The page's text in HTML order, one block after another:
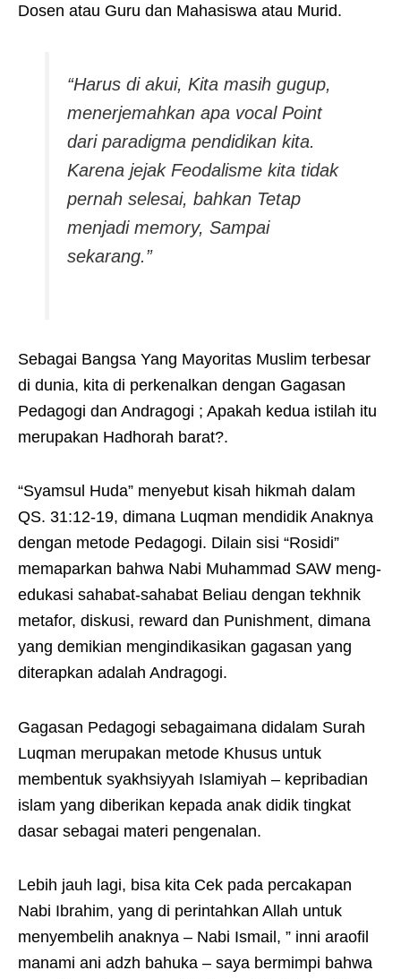
Dosen atau Guru dan Mahasiswa atau Murid.
“Harus di akui, Kita masih gugup,
menerjemahkan apa vocal Point
dari paradigma pendidikan kita.
Karena jejak Feodalisme kita tidak
pernah selesai, bahkan Tetap
menjadi memory, Sampai
sekarang.”
Sebagai Bangsa Yang Mayoritas Muslim terbesar
di dunia, kita di perkenalkan dengan Gagasan
Pedagogi dan Andragogi ; Apakah kedua istilah itu
merupakan Hadhorah barat?.
“Syamsul Huda” menyebut kisah hikmah dalam
QS. 31:12-19, dimana Luqman mendidik Anaknya
dengan metode Pedagogi. Dilain sisi “Rosidi”
memaparkan bahwa Nabi Muhammad SAW meng-
edukasi sahabat-sahabat Beliau dengan tekhnik
metafor, diskusi, reward dan Punishment, dimana
yang demikian mengindikasikan gagasan yang
diterapkan adalah Andragogi.
Gagasan Pedagogi sebagaimana didalam Surah
Luqman merupakan metode Khusus untuk
membentuk syakhsiyyah Islamiyah – kepribadian
islam yang diberikan kepada anak didik tingkat
dasar sebagai materi pengenalan.
Lebih jauh lagi, bisa kita Cek pada percakapan
Nabi Ibrahim, yang di perintahkan Allah untuk
menyembelih anaknya – Nabi Ismail, ” inni araofil
manami ani adzh bahuka – saya bermimpi bahwa